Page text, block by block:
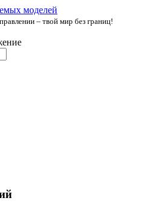
– твой мир без границ!